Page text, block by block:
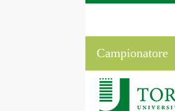
Campionatore